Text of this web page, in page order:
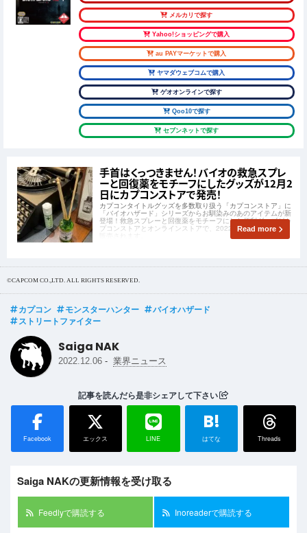
メルカリで探す
Yahoo!ショッピングで購入
au PAYマーケットで購入
ヤマダウェブコムで購入
ゲオオンラインで探す
Qoo10で探す
セブンネットで探す
手首はくっつきません！バイオの救急スプレ
ーと回復薬をモチーフにしたグッズが12月2
日にカプコンストアで発売！
カプコンタイトルグッズを多数取り扱う「カプコンストア」に
「バイオハザード」シリーズからお馴染みのあのアイテムが新
登場！救急スプレーと回復薬をモチーフにした便利グッズがカ
プコンストアとオンラインストアで、2022年12月2日(金)から
Read more
©CAPCOM CO.,LTD. ALL RIGHTS RESERVED.
カプコン モンスターハンター
バイオハザード
ストリートファイター
Saiga NAK
2022.12.06 - 業界ニュース
記事を読んだら是非シェアして下さい
Facebook エックス LINE
B!
はてな Threads
Saiga NAKの更新情報を受け取る
Feedlyで購読する Inoreaderで購読する